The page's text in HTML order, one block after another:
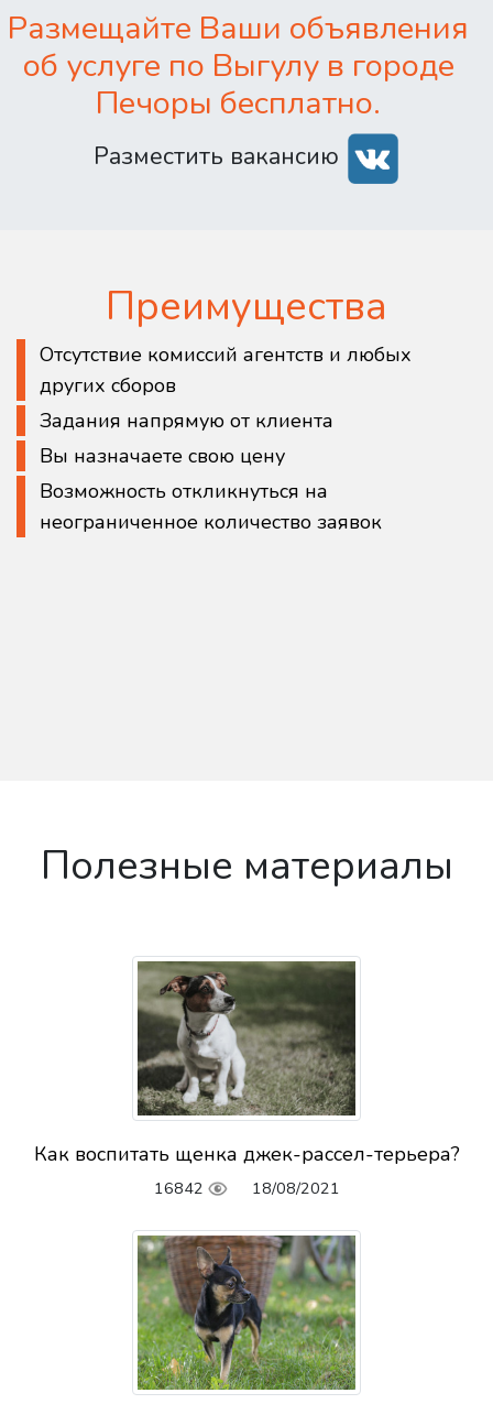
Размещайте Ваши объявления
об услуге по Выгулу в городе
Печоры бесплатно.
Разместить вакансию
Преимущества
Отсутствие комиссий агентств и любых
других сборов
Задания напрямую от клиента
Вы назначаете свою цену
Возможность откликнуться на
неограниченное количество заявок
Полезные материалы
Как воспитать щенка джек-рассел-терьера?
16842 18/08/2021